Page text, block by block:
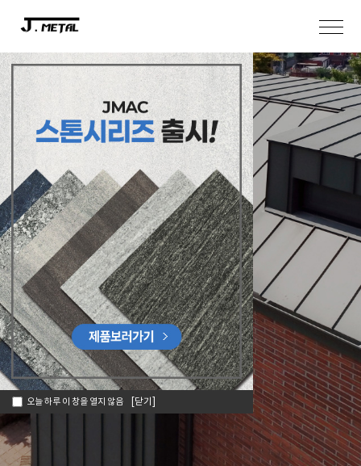
오늘 하루 이 창을 열지 않음 [닫기]